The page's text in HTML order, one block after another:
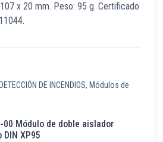
x 20 mm. Peso: 95 g. Certificado
DETECCIÓN DE INCENDIOS, Módulos de
00 Módulo de doble aislador
XP95